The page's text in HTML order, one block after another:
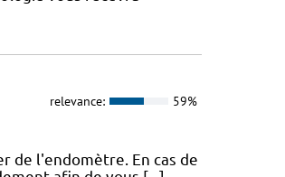
relevance: 59%
de l'endomètre. En cas de